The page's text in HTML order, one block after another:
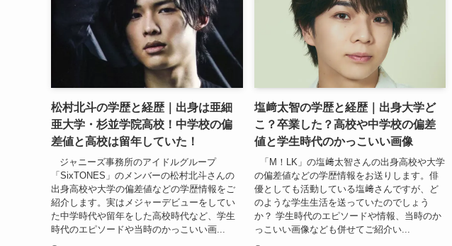
松村北斗の学歴と経歴｜出身は亜細
亜大学・杉並学院高校！中学校の偏
差値と高校は留年していた！
ジャニーズ事務所のアイドルグループ
「SixTONES」のメンバーの松村北斗さんの
出身高校や大学の偏差値などの学歴情報をご
紹介します。実はメジャーデビューをしてい
た中学時代や留年をした高校時代など、学生
時代のエピソードや当時のかっこいい画...
塩﨑太智の学歴と経歴｜出身大学ど
こ？卒業した？高校や中学校の偏差
値と学生時代のかっこいい画像
「M！LK」の塩﨑太智さんの出身高校や大学
の偏差値などの学歴情報をお送りします。俳
優としても活動している塩﨑さんですが、ど
のような学生生活を送っていたのでしょう
か？ 学生時代のエピソードや情報、当時のか
っこいい画像なども併せてご紹介い...